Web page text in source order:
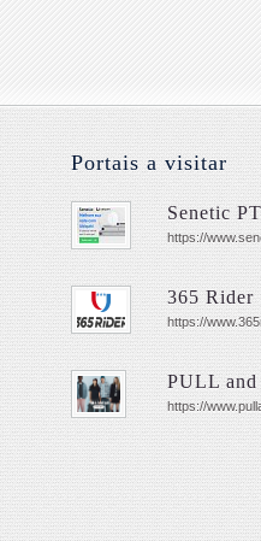
Portais a visitar
Senetic PT
https://
365 Rider
https://
PULL
https://